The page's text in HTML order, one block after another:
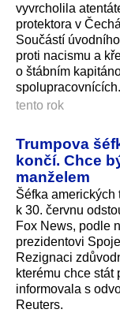
vyvrcholila
protektora v
Součástí
proti nacismu a
o štábním
spolupracovnících.
tento rok
Trumpova
končí. Chce
manželem
Šéfka
k 30. červnu
Fox News, podle
prezidentovi
Rezignaci
kterému chce stát
informovala s
Reuters.